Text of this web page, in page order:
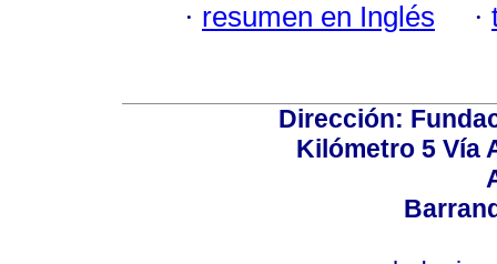
· resumen en Inglés ·
Dirección:
Kilómetro 5 Vía